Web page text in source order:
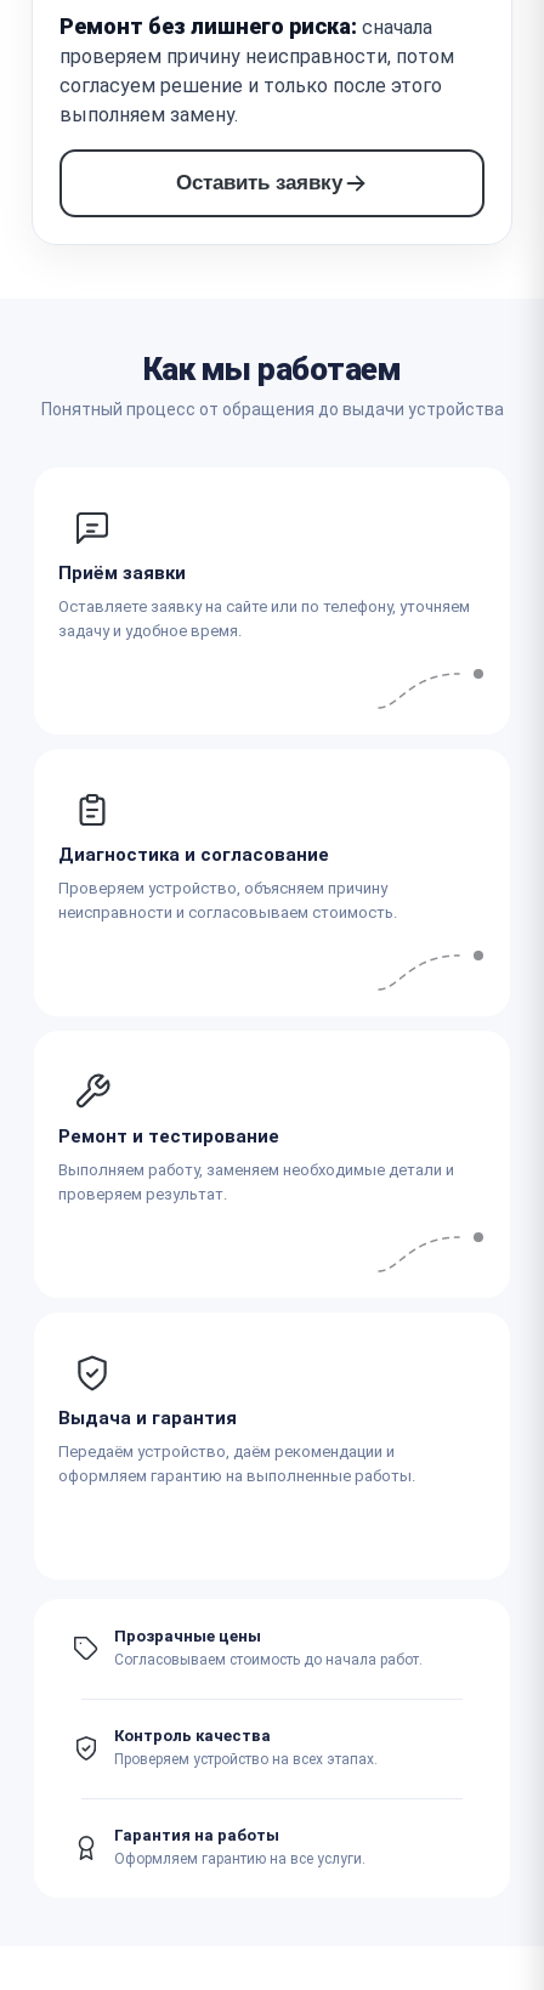
Ремонт без лишнего риска: сначала
проверяем причину неисправности, потом
согласуем решение и только после этого
выполняем замену.
Оставить заявку
Как мы работаем
Понятный процесс от обращения до выдачи устройства
Приём заявки
Оставляете заявку на сайте или по телефону, уточняем
задачу и удобное время.
Диагностика и согласование
Проверяем устройство, объясняем причину
неисправности и согласовываем стоимость.
Ремонт и тестирование
Выполняем работу, заменяем необходимые детали и
проверяем результат.
Выдача и гарантия
Передаём устройство, даём рекомендации и
оформляем гарантию на выполненные работы.
Прозрачные цены
Согласовываем стоимость до начала работ.
Контроль качества
Проверяем устройство на всех этапах.
Гарантия на работы
Оформляем гарантию на все услуги.